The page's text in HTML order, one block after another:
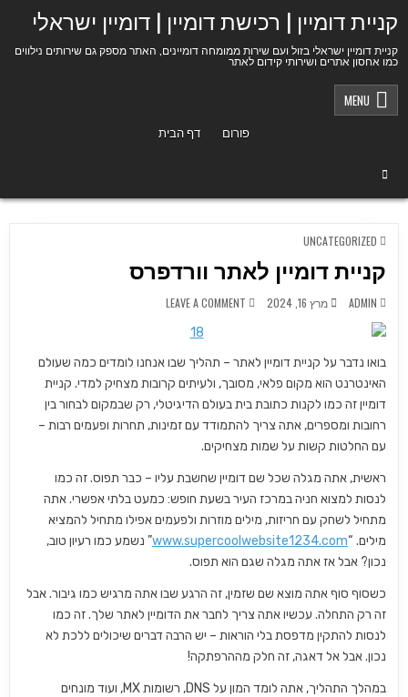
קניית דומיין | רכישת דומיין | דומיין ישראלי
קניית דומיין ישראלי בזול ועם שירות ממומחה דומיינים, האתר מספק גם שירותים נילווים
כמו אחסון אתרים ושירותי קידום לאתר
MENU
דף הבית
פורום
POSTED
IN
UNCATEGORIZED
קניית דומיין לאתר וורדפרס
ADMIN מרץ 16, 2024 LEAVE A COMMENT
ON
קניית
בואו נדבר על קניית דומיין לאתר – תהליך שבו אנחנו לומדים כמה שעולם
האינטרנט הוא מקום פלאי, מסובך, ולעיתים קרובות מצחיק למדי. קניית
דומיין זה כמו לקנות כתובת בית בעולם הדיגיטלי, רק שבמקום לבחור בין
רחובות ומספרים, אתה צריך להתמודד עם זמינות, תחרות ופעמים רבות –
עם החלטות קשות על שמות מצחיקים.
ראשית, אתה מגלה שכל שם דומיין שחשבת עליו – כבר תפוס. זה כמו
לנסות למצוא חניה במרכז העיר בשעת חופש: כמעט בלתי אפשרי. אתה
מתחיל לשחק עם חריזות, מילים מוזרות ולפעמים אפילו מתחיל להמציא
מילים. “www.supercoolwebsite1234.com” נשמע כמו רעיון טוב,
נכון? אבל אז אתה מגלה שגם הוא תפוס.
כשסוף סוף אתה מוצא שם שזמין, זה הרגע שבו אתה מרגיש כמו גיבור. אבל
זה רק התחלה. עכשיו אתה צריך לחבר את הדומיין לאתר שלך. זה כמו
לנסות להתקין מדפסת בלי הוראות – יש הרבה דברים שיכולים ללכת לא
נכון. אבל אל דאגה, זה חלק מההרפתקה!
במהלך התהליך, אתה לומד המון על DNS, רשומות MX, ועוד מונחים